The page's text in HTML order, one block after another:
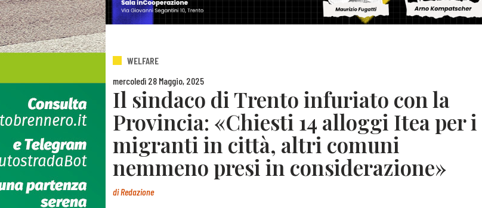
WELFARE
mercoledì 28 Maggio, 2025
Il sindaco di Trento infuriato con la
Provincia: «Chiesti 14 alloggi Itea per i
migranti in città, altri comuni
nemmeno presi in considerazione»
diRedazione